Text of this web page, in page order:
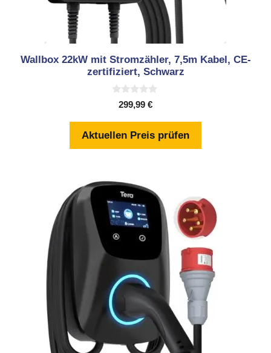
Wallbox 22kW mit Stromzähler, 7,5m Kabel, CE-
zertifiziert, Schwarz
5
299,99 €
Aktuellen Preis prüfen